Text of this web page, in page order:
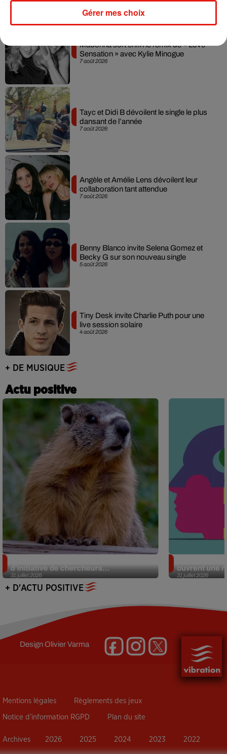
7 août 2026
Madonna sort enfin le remix de « Love
Sensation » avec Kylie Minogue
7 août 2026
Tayc et Didi B dévoilent le single le plus
dansant de l’année
7 août 2026
Angèle et Amélie Lens dévoilent leur
collaboration tant attendue
5 août 2026
Benny Blanco invite Selena Gomez et
Becky G sur son nouveau single
4 août 2026
Tiny Desk invite Charlie Puth pour une
live session solaire
+ DE MUSIQUE
Actu positive
31 juillet 2026
d’initiative de chercheurs...
31 juillet 2026
ouvrent une
+ D'ACTU POSITIVE
DesignOlivier Varma
Mentions légales Règlements des jeux
Notice d’information RGPD Plan du site
Archives 2026 2025 2024 2023 2022
Gérer mes choix